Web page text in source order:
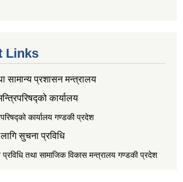
Links
सामान्य प्रशासन मन्त्रालय
कार्यालय
कार्यालय गण्डकी प्रदेश
सुचना प्रविधि
प्रविधि तथा सामाजिक विकास मन्त्रालय गण्डकी प्रदेश